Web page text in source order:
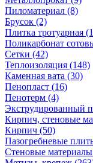
Пиломатериал (8)
Брусок (2)
Плитка тротуарная
Поликарбонат
Сетки (42)
Теплоизоляция (148)
Каменная вата (30)
Пенопласт (16)
Пенотерм (4)
Экструдированный
Кирпич, стеновые
Кирпич (50)
Пазогребневые
Стеновые